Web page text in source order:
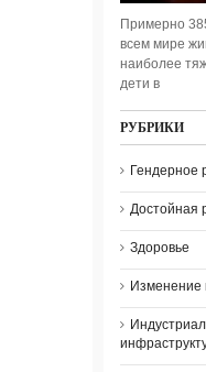
Примерно
всем мире
наиболее
дети в
РУБРИКИ
Гендерное
Достойная
Здоровье
Изменение